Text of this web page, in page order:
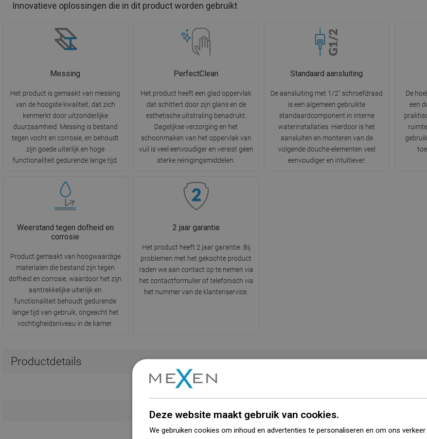
Innovatieve oplossingen die in dit product worden gebruikt
Messing
Het product is gemaakt van messing
van de hoogste kwaliteit, dat zich
kenmerkt door uitzonderlijke
duurzaamheid. Messing is bestand
tegen vocht en corrosie, en behoudt
zijn goede uiterlijk en hoge
functionaliteit gedurende lange tijd.
PerfectClean
Het product heeft een glad oppervlak
dat schittert door zijn glans en de
esthetische uitstraling benadrukt.
Dagelijkse verzorging en het
schoonmaken van het oppervlak van
vuil is veel eenvoudiger en vereist geen
sterke reinigingsmiddelen.
Standaard aansluiting
De aansluiting met 1/2" schroefdraad
is een algemeen gebruikte
standaardcomponent in interne
waterinstallaties. Hierdoor is het
aansluiten en monteren van de
volgende douche-elementen veel
eenvoudiger en intuïtiever.
De
een
Weerstand tegen dofheid en
corrosie
Product gemaakt van hoogwaardige
materialen die bestand zijn tegen
dofheid en corrosie, waardoor het zijn
aantrekkelijke uiterlijk en
functionaliteit behoudt gedurende
lange tijd van gebruik, ongeacht het
vochtigheidsniveau in de kamer.
2 jaar garantie
Het product heeft 2 jaar garantie. Bij
problemen met het gekochte product
raden we aan contact op te nemen via
het contactformulier of telefonisch via
het nummer van de klantenservice.
Productdetails
Kleur Gun grijs geborsteld
Vorm Vierkant
Deze website maakt gebruik van cookies.
We gebruiken cookies om inhoud en advertenties te personaliseren en om ons verkeer